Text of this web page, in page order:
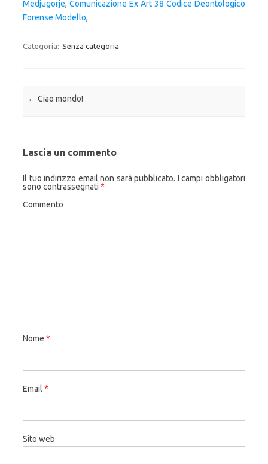
Medjugorje, Comunicazione Ex Art 38 Codice Deontologico
Forense Modello,
Categoria: Senza categoria
Navigazione articolo
← Ciao mondo!
Lascia un commento
Il tuo indirizzo email non sarà pubblicato. I campi obbligatori
sono contrassegnati *
Commento
Nome *
Email *
Sito web